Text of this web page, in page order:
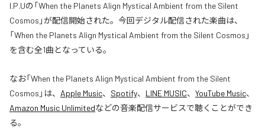
I.P.Uの「When the Planets Align Mystical Ambient from the Silent
Cosmos」が配信開始された。今回デジタル配信された楽曲は、
「When the Planets Align Mystical Ambient from the Silent Cosmos」
を含む全1曲となっている。
なお「When the Planets Align Mystical Ambient from the Silent
Cosmos 」は、 Apple Music、 Spotify、 LINE MUSIC、 YouTube Music、
Amazon Music Unlimitedなどの音楽配信サービスで聴くことができ
る。